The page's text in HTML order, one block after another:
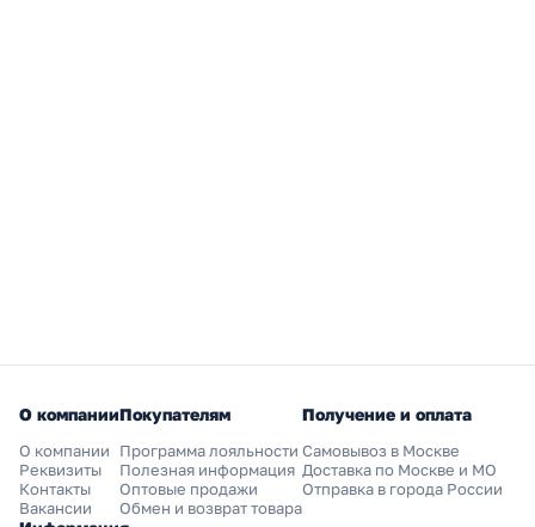
О компании
О компании
Реквизиты
Контакты
Вакансии
Покупателям
Программа лояльности
Полезная информация
Оптовые продажи
Обмен и возврат товара
Получение и оплата
Самовывоз в Москве
Доставка по Москве и МО
Отправка в города России